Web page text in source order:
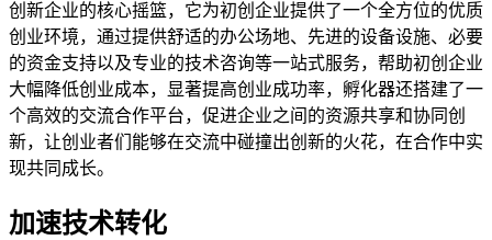
创新企业的核心摇篮，它为初创企业提供了一个全方位的优质
创业环境，通过提供舒适的办公场地、先进的设备设施、必要
的资金支持以及专业的技术咨询等一站式服务，帮助初创企业
大幅降低创业成本，显著提高创业成功率，孵化器还搭建了一
个高效的交流合作平台，促进企业之间的资源共享和协同创
新，让创业者们能够在交流中碰撞出创新的火花，在合作中实
现共同成长。
加速技术转化